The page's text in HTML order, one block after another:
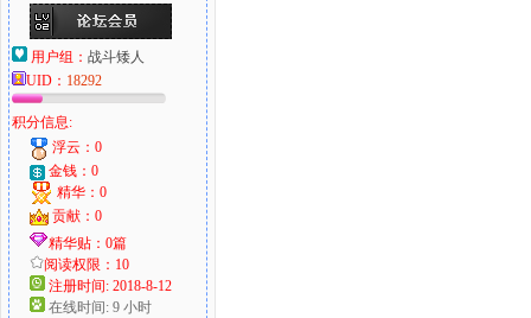
用户组： 战斗矮人
UID： 18292
积分信息:
浮云：0
金钱：0
精华：0
贡献：0
精华贴：0篇
阅读权限：10
注册时间: 2018-8-12
在线时间: 9 小时